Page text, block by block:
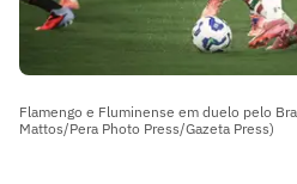
Flamengo e Fluminense em duelo pelo
Mattos/Pera Photo Press/Gazeta Press)